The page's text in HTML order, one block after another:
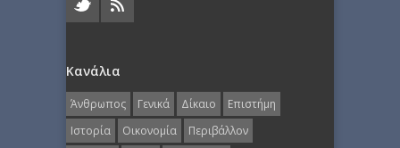
Κανάλια
Άνθρωπος Γενικά Δίκαιο
Επιστήμη
Ιστορία
Οικονομία
Περιβάλλον